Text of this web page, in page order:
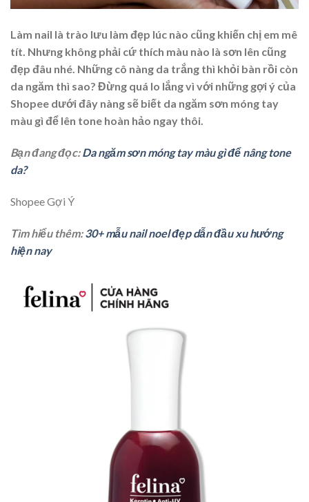
Làm nail là trào lưu làm đẹp lúc nào cũng khiến chị em mê
tít. Nhưng không phải cứ thích màu nào là sơn lên cũng
đẹp đâu nhé. Những cô nàng da trắng thì khỏi bàn rồi còn
da ngăm thì sao? Đừng quá lo lắng vì với những gợi ý của
Shopee dưới đây nàng sẽ biết da ngăm sơn móng tay
màu gì để lên tone hoàn hảo ngay thôi.
Bạn đang đọc:Da ngăm sơn móng tay màu gì để nâng tone
da?
Shopee Gợi Ý
Tìm hiểu thêm:30+ mẫu nail noel đẹp dẫn đầu xu hướng
hiện nay